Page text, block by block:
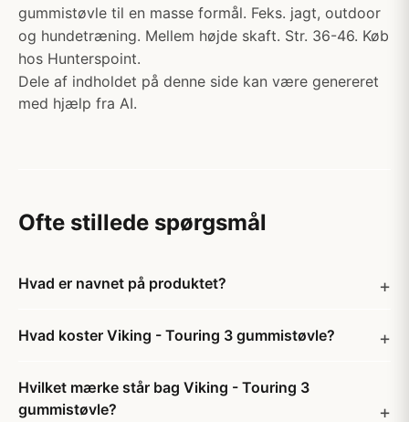
gummistøvle til en masse formål. Feks. jagt, outdoor
og hundetræning. Mellem højde skaft. Str. 36-46. Køb
hos Hunterspoint.
Dele af indholdet på denne side kan være genereret
med hjælp fra AI.
Ofte stillede spørgsmål
Hvad er navnet på produktet?
Hvad koster Viking - Touring 3 gummistøvle?
Hvilket mærke står bag Viking - Touring 3
gummistøvle?